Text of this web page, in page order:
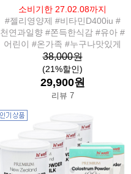
소비기한 27.02.08까지
#젤리영양제 #비타민D400iu #
천연과일향 #쫀득한식감 #유아 #
어린이 #온가족 #누구나맛있게
38,000원
(21%할인)
29,900원
리뷰 7